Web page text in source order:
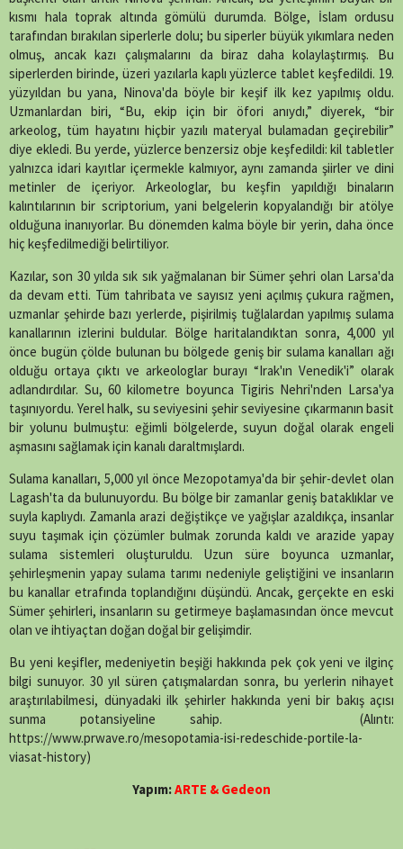
kısmı hala toprak altında gömülü durumda. Bölge, İslam ordusu
tarafından bırakılan siperlerle dolu; bu siperler büyük yıkımlara neden
olmuş, ancak kazı çalışmalarını da biraz daha kolaylaştırmış. Bu
siperlerden birinde, üzeri yazılarla kaplı yüzlerce tablet keşfedildi. 19.
yüzyıldan bu yana, Ninova'da böyle bir keşif ilk kez yapılmış oldu.
Uzmanlardan biri, “Bu, ekip için bir öfori anıydı,” diyerek, “bir
arkeolog, tüm hayatını hiçbir yazılı materyal bulamadan geçirebilir”
diye ekledi. Bu yerde, yüzlerce benzersiz obje keşfedildi: kil tabletler
yalnızca idari kayıtlar içermekle kalmıyor, aynı zamanda şiirler ve dini
metinler de içeriyor. Arkeologlar, bu keşfin yapıldığı binaların
kalıntılarının bir scriptorium, yani belgelerin kopyalandığı bir atölye
olduğuna inanıyorlar. Bu dönemden kalma böyle bir yerin, daha önce
hiç keşfedilmediği belirtiliyor.
Kazılar, son 30 yılda sık sık yağmalanan bir Sümer şehri olan Larsa'da
da devam etti. Tüm tahribata ve sayısız yeni açılmış çukura rağmen,
uzmanlar şehirde bazı yerlerde, pişirilmiş tuğlalardan yapılmış sulama
kanallarının izlerini buldular. Bölge haritalandıktan sonra, 4,000 yıl
önce bugün çölde bulunan bu bölgede geniş bir sulama kanalları ağı
olduğu ortaya çıktı ve arkeologlar burayı “Irak'ın Venedik'i” olarak
adlandırdılar. Su, 60 kilometre boyunca Tigiris Nehri'nden Larsa'ya
taşınıyordu. Yerel halk, su seviyesini şehir seviyesine çıkarmanın basit
bir yolunu bulmuştu: eğimli bölgelerde, suyun doğal olarak engeli
aşmasını sağlamak için kanalı daraltmışlardı.
Sulama kanalları, 5,000 yıl önce Mezopotamya'da bir şehir-devlet olan
Lagash'ta da bulunuyordu. Bu bölge bir zamanlar geniş bataklıklar ve
suyla kaplıydı. Zamanla arazi değiştikçe ve yağışlar azaldıkça, insanlar
suyu taşımak için çözümler bulmak zorunda kaldı ve arazide yapay
sulama sistemleri oluşturuldu. Uzun süre boyunca uzmanlar,
şehirleşmenin yapay sulama tarımı nedeniyle geliştiğini ve insanların
bu kanallar etrafında toplandığını düşündü. Ancak, gerçekte en eski
Sümer şehirleri, insanların su getirmeye başlamasından önce mevcut
olan ve ihtiyaçtan doğan doğal bir gelişimdir.
Bu yeni keşifler, medeniyetin beşiği hakkında pek çok yeni ve ilginç
bilgi sunuyor. 30 yıl süren çatışmalardan sonra, bu yerlerin nihayet
araştırılabilmesi, dünyadaki ilk şehirler hakkında yeni bir bakış açısı
sunma potansiyeline sahip. (Alıntı:
https://www.prwave.ro/mesopotamia-isi-redeschide-portile-la-
viasat-history)
Yapım:ARTE & Gedeon